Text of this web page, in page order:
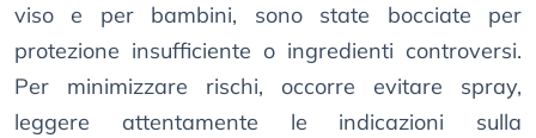
viso e per bambini, sono state bocciate per
protezione insufficiente o ingredienti controversi.
Per minimizzare rischi, occorre evitare spray,
leggere attentamente le indicazioni sulla